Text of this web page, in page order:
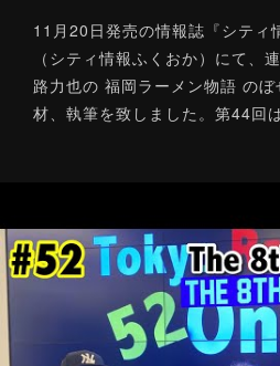
11月20日発売の情報誌『シティ
（シティ情報ふくおか）にて、
路力也の 福岡ラーメン物語 の
材、執筆を致しました。第44回